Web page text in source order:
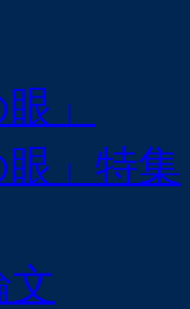
」
眼」特集
文